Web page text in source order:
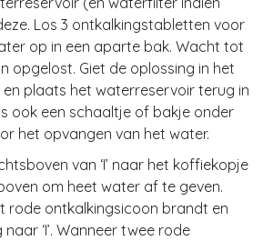
Los 3 ontkalkingstabletten voor
op in een aparte bak. Wacht tot
opgelost. Giet de oplossing in het
plaats het waterreservoir terug in
ook een schaaltje of bakje onder
het opvangen van het water.
van ‘I’ naar het koffiekopje
om heet water af te geven.
rode ontkalkingsicoon brandt en
‘I’. Wanneer twee rode